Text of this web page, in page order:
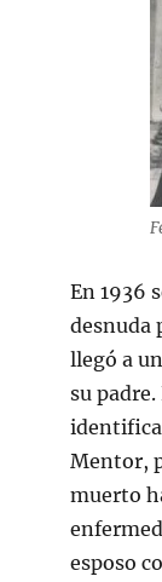
En 1936
desnuda
llegó a
su
Mentor,
muerto
esposo